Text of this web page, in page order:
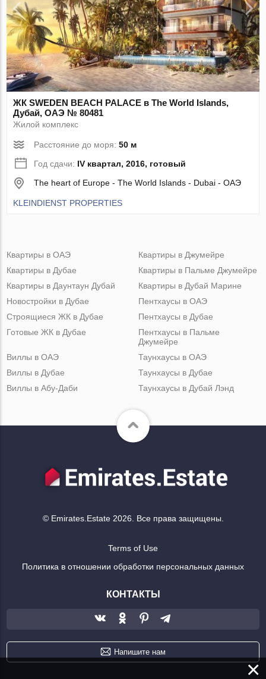
ЖК SWEDEN BEACH PALACE в The World Islands,
Дубай, ОАЭ № 80481
Жилой комплекс
Расстояние до моря:50 м
Год сдачи: IV квартал, 2016, готовый
The heart of Europe - The World Islands - Dubai - ОАЭ
KLEINDIENST PROPERTIES
Квартиры в ОАЭ
Квартиры в Дубае
Квартиры в Даунтаун Дубай
Квартиры в Джумейре
Квартиры в Пальме Джумейре
Квартиры в Дубай Марине
Новостройки в Дубае
Строящиеся ЖК в Дубае
Готовые ЖК в Дубае
Пентхаусы в ОАЭ
Пентхаусы в Дубае
Пентхаусы в Пальме
Джумейре
Виллы в ОАЭ
Виллы в Дубае
Виллы в Абу-Даби
Таунхаусы в ОАЭ
Таунхаусы в Дубае
Таунхаусы в Дубай Лэнд
© Emirates.Estate 2026. Все права защищены.
Terms of Use
Политика в отношении обработки персональных данных
КОНТАКТЫ
Напишите нам
×